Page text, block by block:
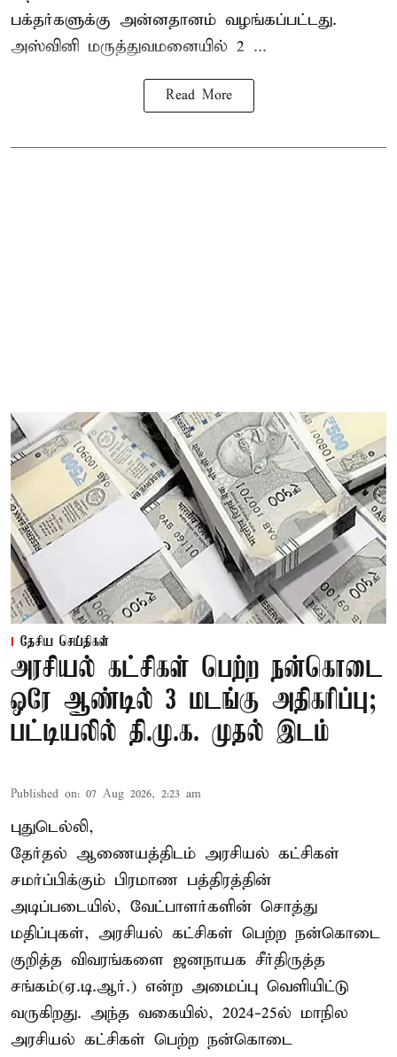
பக்தர்களுக்கு அன்னதானம் வழங்கப்பட்டது.
அஸ்வினி மருத்துவமனையில் 2 ...
Read More
தேசிய செய்திகள்
அரசியல் கட்சிகள் பெற்ற நன்கொடை
ஒரே ஆண்டில் 3 மடங்கு அதிகரிப்பு;
பட்டியலில் தி.மு.க. முதல் இடம்
Published on: 07 Aug 2026, 2:23 am
புதுடெல்லி,
தேர்தல் ஆணையத்திடம் அரசியல் கட்சிகள்
சமர்ப்பிக்கும் பிரமாண பத்திரத்தின்
அடிப்படையில், வேட்பாளர்களின் சொத்து
மதிப்புகள், அரசியல் கட்சிகள் பெற்ற நன்கொடை
குறித்த விவரங்களை ஜனநாயக சீர்திருத்த
சங்கம்(ஏ.டி.ஆர்.) என்ற அமைப்பு வெளியிட்டு
வருகிறது. அந்த வகையில், 2024-25ல் மாநில
அரசியல் கட்சிகள் பெற்ற நன்கொடை